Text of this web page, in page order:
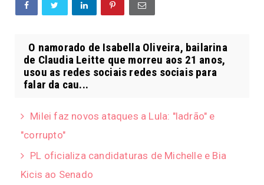
O namorado de Isabella Oliveira, bailarina
de Claudia Leitte que morreu aos 21 anos,
usou as redes sociais redes sociais para
falar da cau...
Milei faz novos ataques a Lula: "ladrão" e
"corrupto"
PL oficializa candidaturas de Michelle e Bia
Kicis ao Senado